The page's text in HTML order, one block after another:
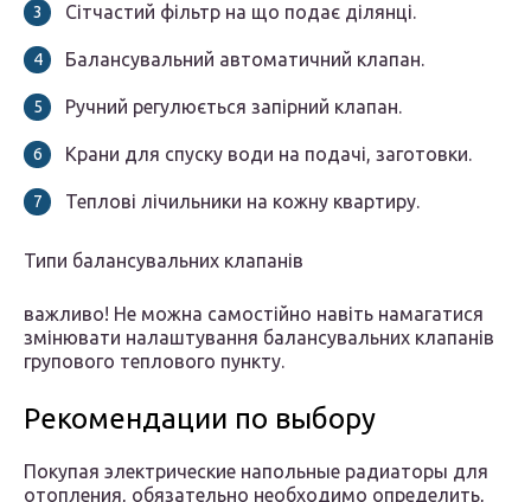
Сітчастий фільтр на що подає ділянці.
Балансувальний автоматичний клапан.
Ручний регулюється запірний клапан.
Крани для спуску води на подачі, заготовки.
Теплові лічильники на кожну квартиру.
Типи балансувальних клапанів
важливо! Не можна самостійно навіть намагатися
змінювати налаштування балансувальних клапанів
групового теплового пункту.
Рекомендации по выбору
Покупая электрические напольные радиаторы для
отопления, обязательно необходимо определить,